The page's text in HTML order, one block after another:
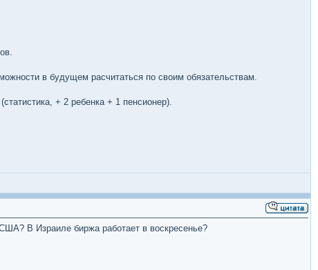
в будущем расчитаться по своим обязательствам.
+ 2 ребенка + 1 пенсионер).
В Израиле биржа работает в воскресенье?